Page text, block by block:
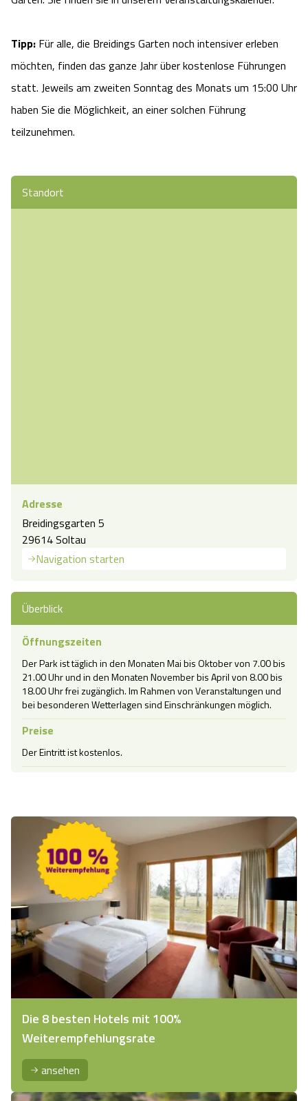
Tipp: Für alle, die Breidings Garten noch intensiver erleben
möchten, finden das ganze Jahr über kostenlose Führungen
statt. Jeweils am zweiten Sonntag des Monats um 15:00 Uhr
haben Sie die Möglichkeit, an einer solchen Führung
teilzunehmen.
Standort
Adresse
Breidingsgarten 5
29614 Soltau
Navigation starten
Überblick
Öffnungszeiten
Der Park ist täglich in den Monaten Mai bis Oktober von 7.00 bis
21.00 Uhr und in den Monaten November bis April von 8.00 bis
18.00 Uhr frei zugänglich. Im Rahmen von Veranstaltungen und
bei besonderen Wetterlagen sind Einschränkungen möglich.
Preise
Der Eintritt ist kostenlos.
Die 8 besten Hotels mit 100%
Weiterempfehlungsrate
ansehen